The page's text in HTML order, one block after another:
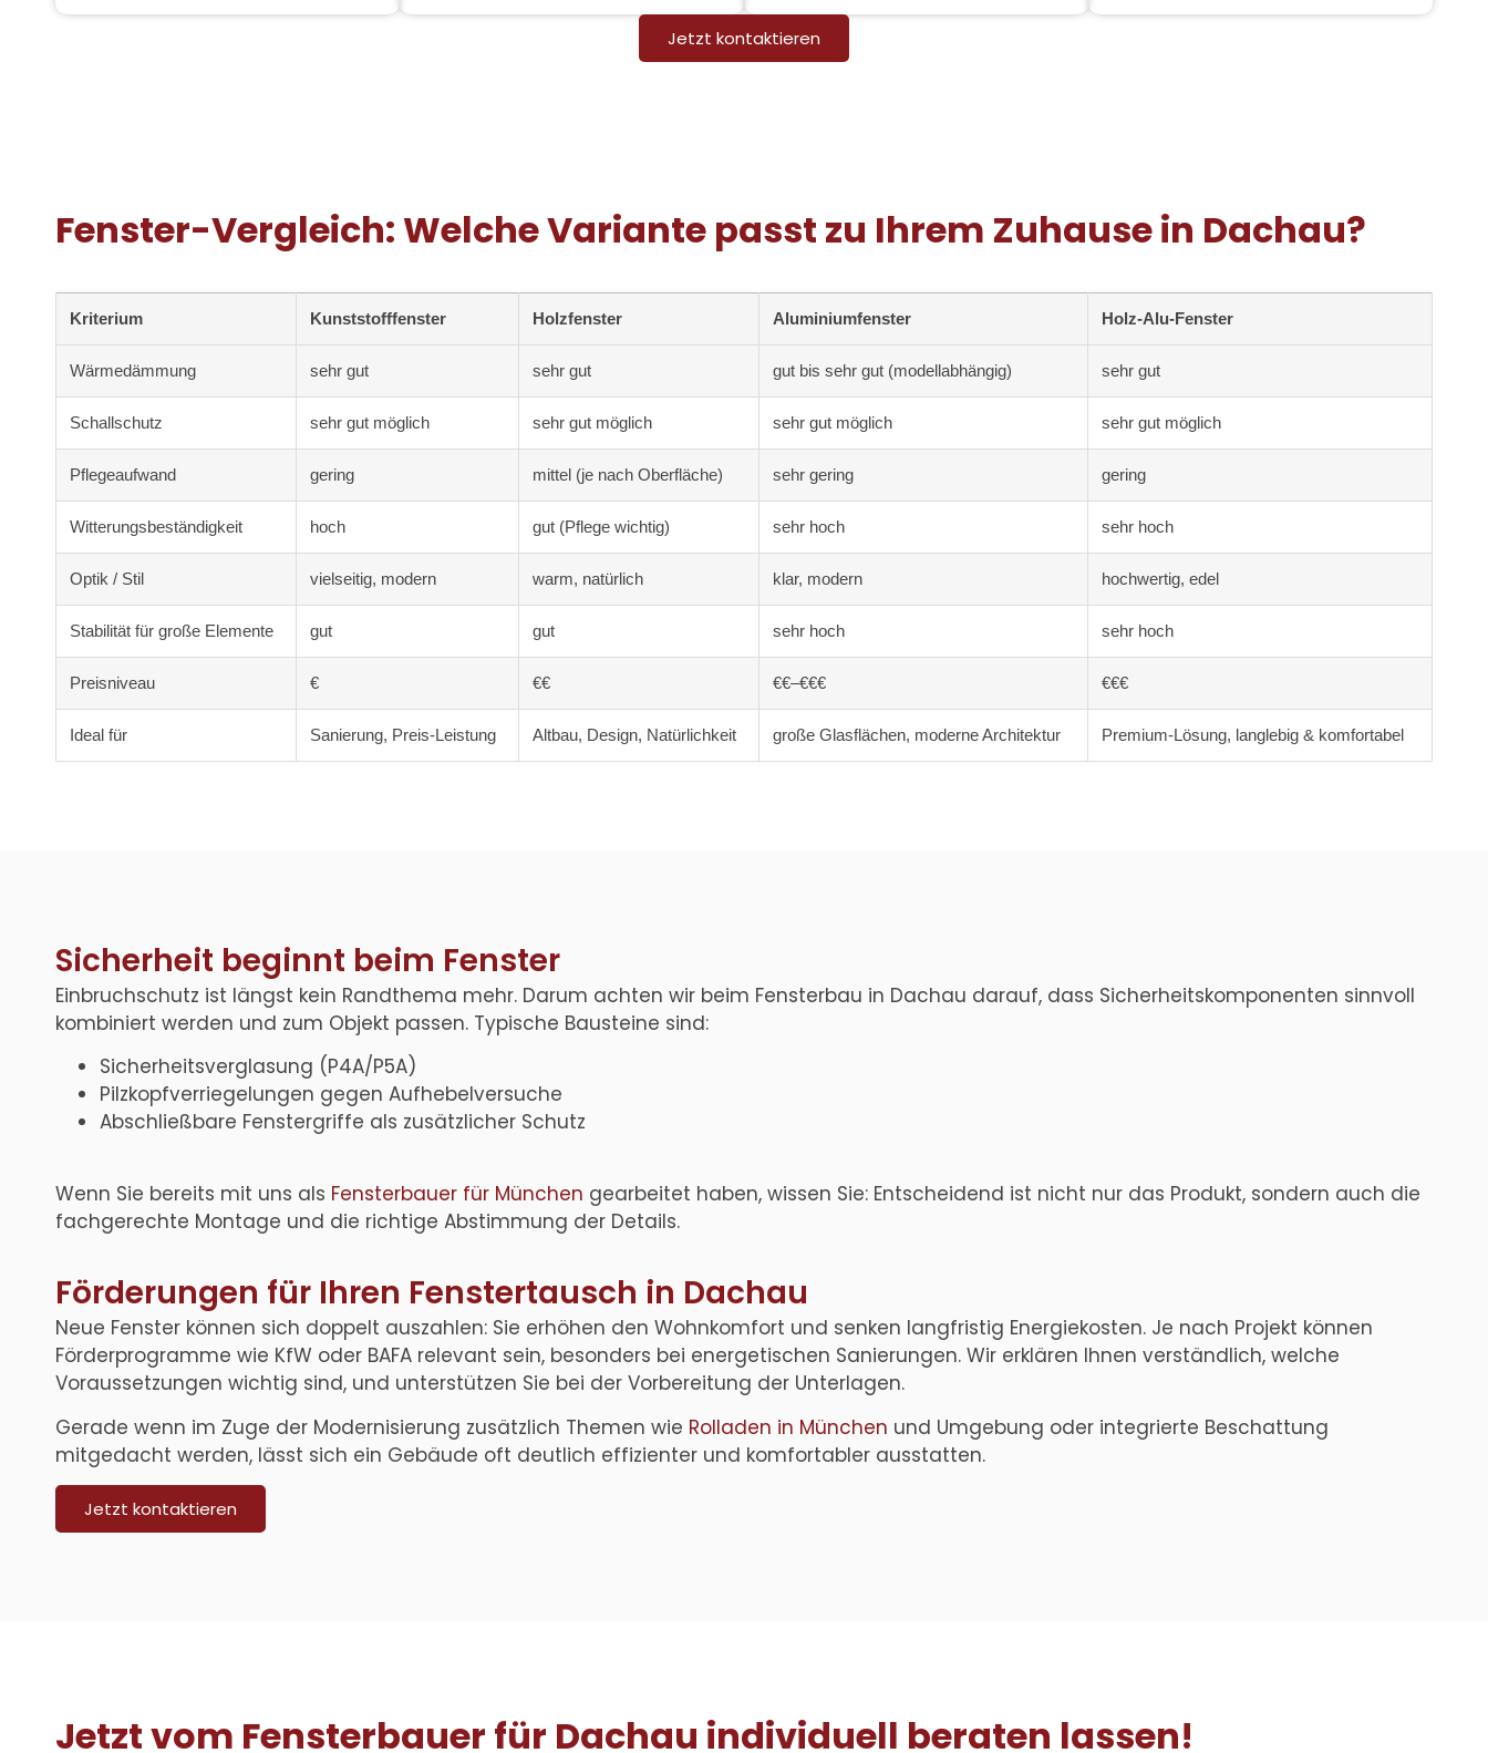
Jetzt kontaktieren
Fenster-Vergleich: Welche Variante passt zu Ihrem Zuhause in Dachau?
Kriterium Kunststofffenster Holzfenster Aluminiumfenster Holz-Alu-Fenster
Wärmedämmung sehr gut sehr gut gut bis sehr gut (modellabhängig) sehr gut
Schallschutz sehr gut möglich sehr gut möglich sehr gut möglich sehr gut möglich
Pflegeaufwand gering mittel (je nach Oberfläche) sehr gering gering
Witterungsbeständigkeit hoch gut (Pflege wichtig) sehr hoch sehr hoch
Optik / Stil vielseitig, modern warm, natürlich klar, modern hochwertig, edel
Stabilität für große Elemente gut gut sehr hoch sehr hoch
Preisniveau € €€ €€–€€€ €€€
Ideal für Sanierung, Preis-Leistung Altbau, Design, Natürlichkeit große Glasflächen, moderne Architektur Premium-Lösung, langlebig & komfortabel
Sicherheit beginnt beim Fenster
Einbruchschutz ist längst kein Randthema mehr. Darum achten wir beim Fensterbau in Dachau darauf, dass Sicherheitskomponenten sinnvoll
kombiniert werden und zum Objekt passen. Typische Bausteine sind:
Sicherheitsverglasung (P4A/P5A)
Pilzkopfverriegelungen gegen Aufhebelversuche
Abschließbare Fenstergriffe als zusätzlicher Schutz
Wenn Sie bereits mit uns als Fensterbauer für München gearbeitet haben, wissen Sie: Entscheidend ist nicht nur das Produkt, sondern auch die
fachgerechte Montage und die richtige Abstimmung der Details.
Förderungen für Ihren Fenstertausch in Dachau
Neue Fenster können sich doppelt auszahlen: Sie erhöhen den Wohnkomfort und senken langfristig Energiekosten. Je nach Projekt können
Förderprogramme wie KfW oder BAFA relevant sein, besonders bei energetischen Sanierungen. Wir erklären Ihnen verständlich, welche
Voraussetzungen wichtig sind, und unterstützen Sie bei der Vorbereitung der Unterlagen.
Gerade wenn im Zuge der Modernisierung zusätzlich Themen wie Rolladen in München und Umgebung oder integrierte Beschattung
mitgedacht werden, lässt sich ein Gebäude oft deutlich effizienter und komfortabler ausstatten.
Jetzt kontaktieren
Jetzt vom Fensterbauer für Dachau individuell beraten lassen!